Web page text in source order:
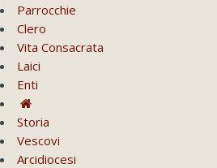
Parrocchie
Clero
Vita Consacrata
Laici
Enti
Storia
Vescovi
Arcidiocesi